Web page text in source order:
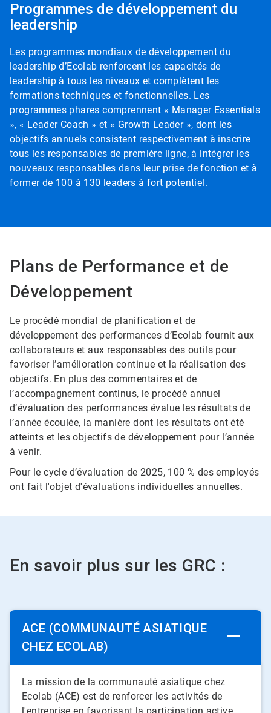
Programmes de développement du
leadership
Les programmes mondiaux de développement du
leadership d’Ecolab renforcent les capacités de
leadership à tous les niveaux et complètent les
formations techniques et fonctionnelles. Les
programmes phares comprennent « Manager Essentials
», « Leader Coach » et « Growth Leader », dont les
objectifs annuels consistent respectivement à inscrire
tous les responsables de première ligne, à intégrer les
nouveaux responsables dans leur prise de fonction et à
former de 100 à 130 leaders à fort potentiel.
Plans de Performance et de
Développement
Le procédé mondial de planification et de
développement des performances d’Ecolab fournit aux
collaborateurs et aux responsables des outils pour
favoriser l’amélioration continue et la réalisation des
objectifs. En plus des commentaires et de
l’accompagnement continus, le procédé annuel
d’évaluation des performances évalue les résultats de
l’année écoulée, la manière dont les résultats ont été
atteints et les objectifs de développement pour l’année
à venir.
Pour le cycle d’évaluation de 2025, 100 % des employés
ont fait l'objet d'évaluations individuelles annuelles.
En savoir plus sur les GRC :
ACE (COMMUNAUTÉ ASIATIQUE
CHEZ ECOLAB)
La mission de la communauté asiatique chez
Ecolab (ACE) est de renforcer les activités de